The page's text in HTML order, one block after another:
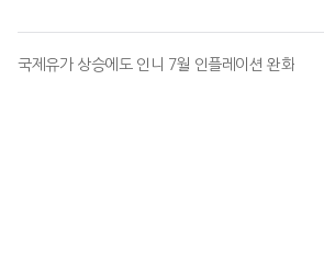
국제유가 상승에도 인니 7월 인플레이션 완화